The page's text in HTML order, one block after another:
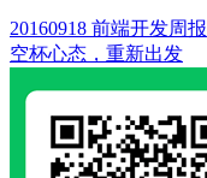
20160918 前端开发周报
空杯心态，重新出发